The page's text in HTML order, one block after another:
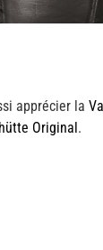
apprécier la
Original.